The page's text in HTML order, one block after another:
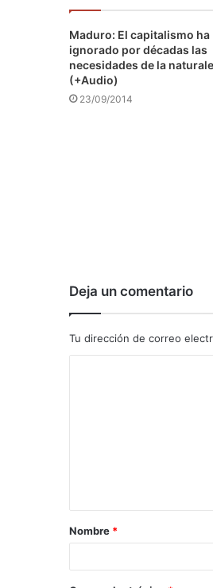
Maduro: El capitalismo ha
ignorado por décadas las
necesidades de la
(+Audio)
23/09/2014
Deja un comentario
Tu dirección de correo
a
r
Nombre *